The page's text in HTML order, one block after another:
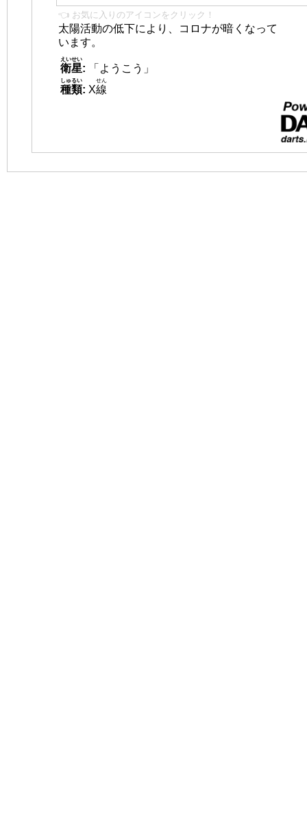
👈 お気に入りのアイコンをクリック！
太陽活動の低下により、コロナが暗くなって
います。
衛星
えいせい
:
「ようこう」
種類
しゅるい
: X線
せん